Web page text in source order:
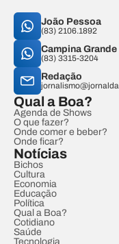
João Pessoa
(83) 2106.1892
Campina Grande
(83) 3315-3204
Redação
Qual a Boa?
Agenda de Shows
O que fazer?
Onde comer e beber?
Onde ficar?
Notícias
Bichos
Cultura
Economia
Educação
Política
Qual a Boa?
Cotidiano
Saúde
Tecnologia